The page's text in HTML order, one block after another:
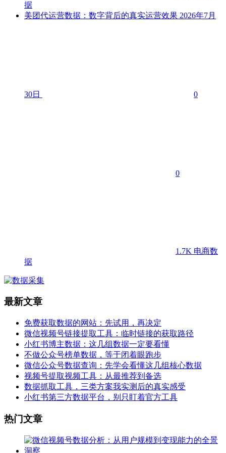
据
美团代运营数据：数字背后的真实运营效果 2026年7月
30日 0
0
1.7K 电商数
据
最新文章
免费获取数据的网站：先试用，再决定
微信视频号链接提取工具：临时链接的获取路径
小红书博主数据：这几组数据一定要看懂
不做公众号榜单数据，等于闭着眼跑步
微信公众号数据查询：先学会看懂这几组核心数据
视频号提取视频工具：从最推荐到备选
数据抓取工具，三类方案我实测后的真实感受
小红书第三方数据平台，别只盯着官方工具
热门文章